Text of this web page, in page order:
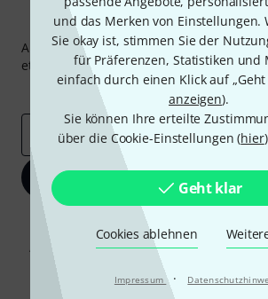
und das Merken von Einstellungen.
Sie okay ist, stimmen Sie der
für Präferenzen, Statistiken und
einfach durch einen Klick auf „Geht
anzeigen).
Sie können Ihre erteilte
über die Cookie-Einstellungen (hier
Geht klar
Cookies ablehnen
Impressum ·
Thomann
Abonniere den Thomann Newsletter
etwas Glück einen von50 Gutscheinen
Inspirierende Beiträge
Deals
E-Mail-Adresse*
Mit Klick auf „Jetzt anmelden“ stimmen Sie
Werbung und einer Messung des E-Mail-
Abmeldung ist jederzeit möglich. Weitere
unseren
* Pflichtfeld